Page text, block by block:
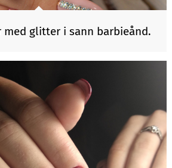
med glitter i sann barbieånd.